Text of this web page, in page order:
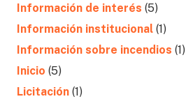
Información de interés (5)
Información institucional (1)
Información sobre incendios (1)
Inicio (5)
Licitación (1)